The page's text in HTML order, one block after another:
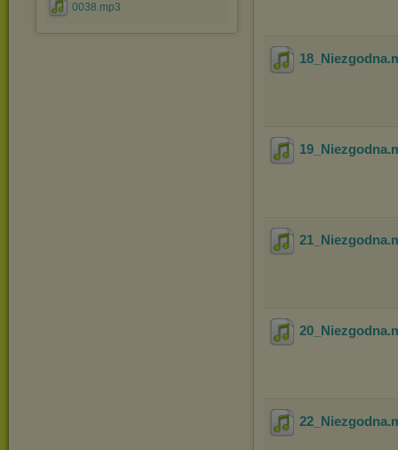
0038.mp3
18_Niezgodna
19_Niezgodna
21_Niezgodna
20_Niezgodna
22_Niezgodna